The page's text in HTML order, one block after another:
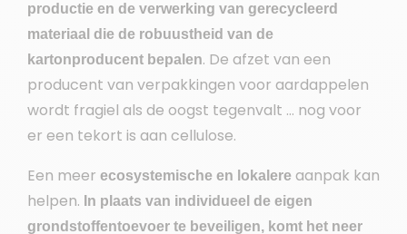
productie en de verwerking van gerecycleerd
materiaal die de robuustheid van de
kartonproducent bepalen. De afzet van een
producent van verpakkingen voor aardappelen
wordt fragiel als de oogst tegenvalt … nog voor
er een tekort is aan cellulose.
Een meer ecosystemische en lokalere aanpak kan
helpen. In plaats van individueel de eigen
grondstoffentoevoer te beveiligen, komt het neer